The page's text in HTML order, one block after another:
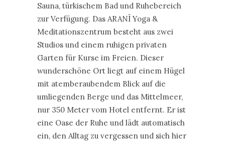
Sauna, türkischem Bad und Ruhebereich
zur Verfügung. Das ARANĪ Yoga &
Meditationszentrum besteht aus zwei
Studios und einem ruhigen privaten
Garten für Kurse im Freien. Dieser
wunderschöne Ort liegt auf einem Hügel
mit atemberaubendem Blick auf die
umliegenden Berge und das Mittelmeer,
nur 350 Meter vom Hotel entfernt. Er ist
eine Oase der Ruhe und lädt automatisch
ein, den Alltag zu vergessen und sich hier